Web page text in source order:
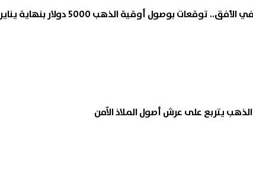
ارتفاعات قياسية تلوح في الأفق.. توقعات بوصول أوقية الذهب 5000 دولار بنهاية يناير
يتربع على عرش أصول الملاذ الآمن